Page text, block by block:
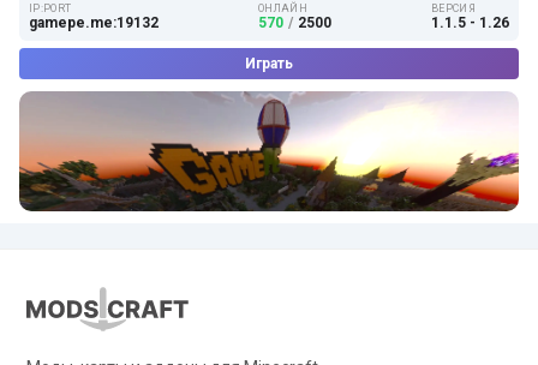
IP:PORT
gamepe.me:19132
ОНЛАЙН
570 / 2500
ВЕРСИЯ
1.1.5 - 1.26
Играть